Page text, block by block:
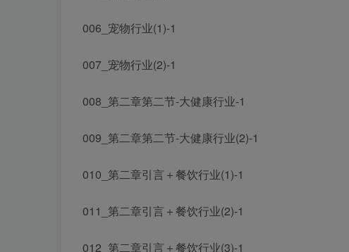
006_宠物行业(1)-1
007_宠物行业(2)-1
008_第二章第二节-大健康行业-1
009_第二章第二节-大健康行业(2)-1
010_第二章引言＋餐饮行业(1)-1
011_第二章引言＋餐饮行业(2)-1
012_第二章引言＋餐饮行业(3)-1